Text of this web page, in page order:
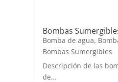
Bombas
Bomba de agua,
Bombas Sumergibles
Descripción de las
de...